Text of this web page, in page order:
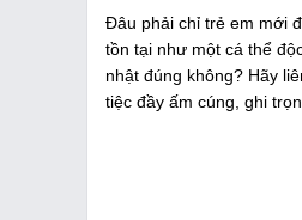
Đâu phải chỉ trẻ em mới
tồn tại như một cá thể
nhật đúng không? Hãy
tiệc đầy ấm cúng, ghi